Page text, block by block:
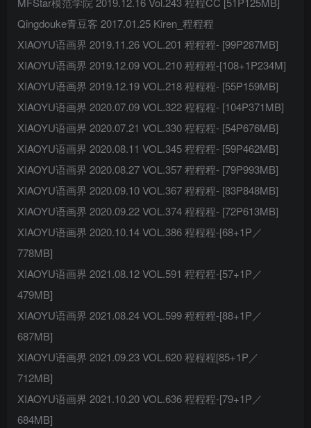
Qingdouke青豆客 2017.01.25 Kiren_程程程
XIAOYU语画界 2019.11.26 VOL.201 程程程- [99P287MB]
XIAOYU语画界 2019.12.09 VOL.210 程程程-[108+1P234M]
XIAOYU语画界 2019.12.19 VOL.218 程程程- [55P159MB]
XIAOYU语画界 2020.07.09 VOL.322 程程程- [104P371MB]
XIAOYU语画界 2020.07.21 VOL.330 程程程- [54P676MB]
XIAOYU语画界 2020.08.11 VOL.345 程程程- [59P462MB]
XIAOYU语画界 2020.08.27 VOL.357 程程程- [79P993MB]
XIAOYU语画界 2020.09.10 VOL.367 程程程- [83P848MB]
XIAOYU语画界 2020.09.22 VOL.374 程程程- [72P613MB]
XIAOYU语画界 2020.10.14 VOL.386 程程程-[68+1P／
778MB]
XIAOYU语画界 2021.08.12 VOL.591 程程程-[57+1P／
479MB]
XIAOYU语画界 2021.08.24 VOL.599 程程程-[88+1P／
687MB]
XIAOYU语画界 2021.09.23 VOL.620 程程程[85+1P／
712MB]
XIAOYU语画界 2021.10.20 VOL.636 程程程-[79+1P／
684MB]